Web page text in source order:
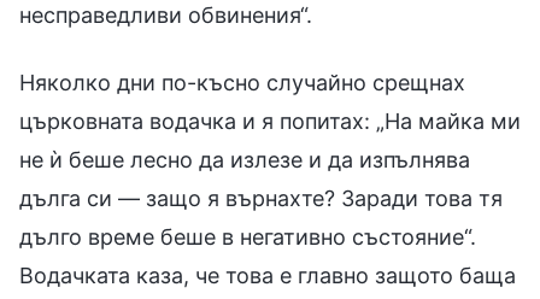
несправедливи обвинения“.
Няколко дни по-късно случайно срещнах
църковната водачка и я попитах: „На майка ми
не ѝ беше лесно да излезе и да изпълнява
дълга си — защо я върнахте? Заради това тя
дълго време беше в негативно състояние“.
Водачката каза, че това е главно защото баща